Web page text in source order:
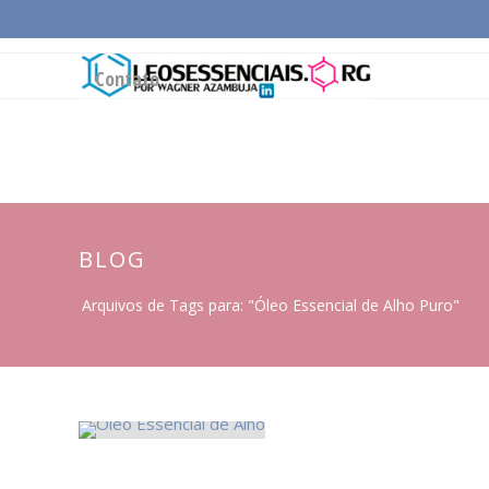
Contato
BLOG
Arquivos de Tags para: "Óleo Essencial de Alho Puro"